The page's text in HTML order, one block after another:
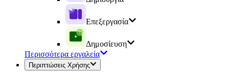
Επεξεργασία
Δημοσίευση
Περισσότερα εργαλεία
Περιπτώσεις Χρήσης